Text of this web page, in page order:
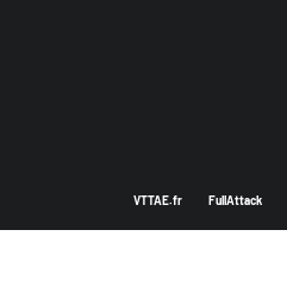
VTTAE.fr FullAttack